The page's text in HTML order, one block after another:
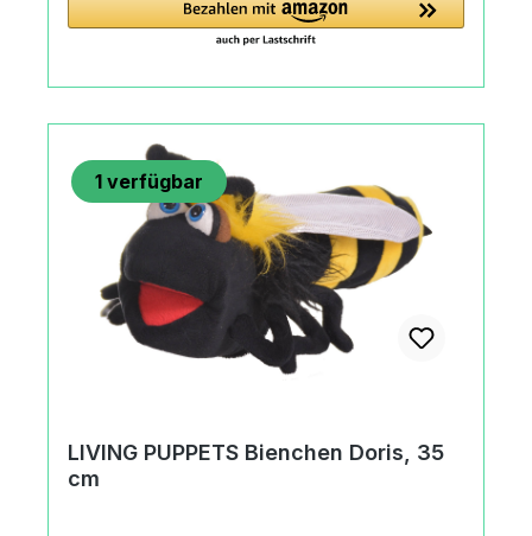
cmAltersempfehlung3+
JahreMachart/StilLIVING PUPPETS
erlaubtNicht im Trommeltrockner
trocknenNicht bügeln / Nicht chemisch
reinigen.HerkunftMade in Thailand or
IndonesiaAngaben zum Hersteller
(Informationspflichten zur GPSR
Produktsicherheitsverordnung) Matthies
Spielprodukte GmbH & Co. KGKurt A.
Körber Chaussee21033 Hamburg,
Deutschland+49 (0) 40 735 85
1 verfügbar
LIVING PUPPETS Bienchen Doris, 35
cm